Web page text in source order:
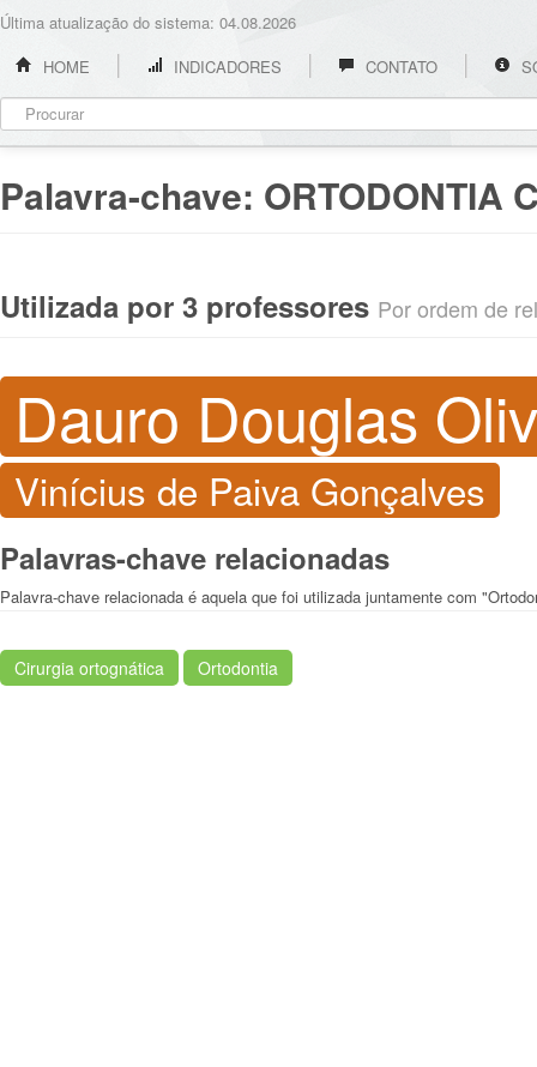
Última atualização do sistema: 04.08.2026
HOME
INDICADORES CONTATO
Palavra-chave: ORTODONTIA
Utilizada por 3 professores Por ordem de
Dauro Douglas
Vinícius de Paiva Gonçalves
Palavras-chave relacionadas
Palavra-chave relacionada é aquela que foi utilizada juntamente com
Cirurgia ortognática Ortodontia